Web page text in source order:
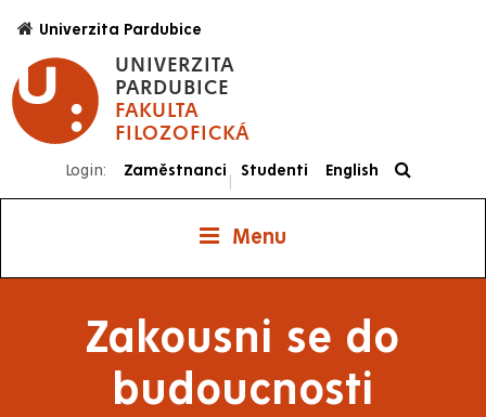
hlavnímu
obsahu
UNIVERZITA
PARDUBICE
FAKULTA
FILOZOFICKÁ
Univerzita Pardubice
Login: Zaměstnanci
|
Studenti English
Menu
Zakousni se do
budoucnosti